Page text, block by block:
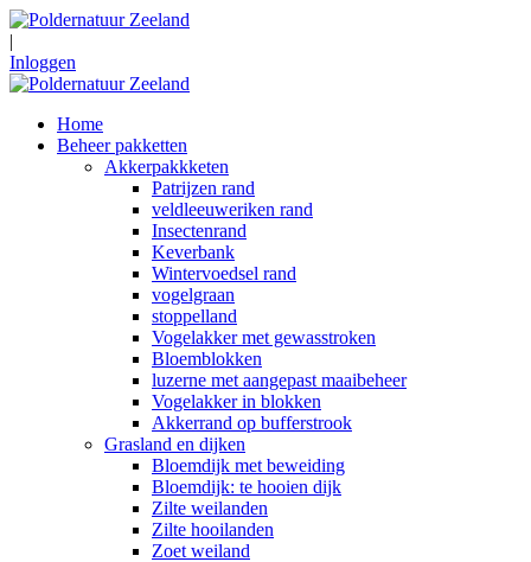
|
Inloggen
Home
Beheer pakketten
Akkerpakkketen
Patrijzen rand
veldleeuweriken rand
Insectenrand
Keverbank
Wintervoedsel rand
vogelgraan
stoppelland
Vogelakker met gewasstroken
Bloemblokken
luzerne met aangepast maaibeheer
Vogelakker in blokken
Akkerrand op bufferstrook
Grasland en dijken
Bloemdijk met beweiding
Bloemdijk: te hooien dijk
Zilte weilanden
Zilte hooilanden
Zoet weiland